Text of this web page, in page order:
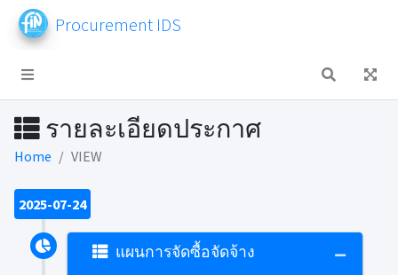
Procurement IDS
รายละเอียดประกาศ
Home VIEW
2025-07-24
แผนการจัดซื้อจัดจ้าง